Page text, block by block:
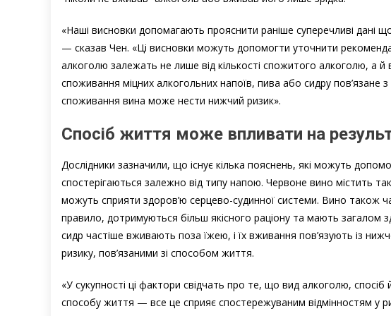
«Наші висновки допомагають прояснити раніше суперечливі дані
— сказав Чен. «Ці висновки можуть допомогти уточнити
алкоголю залежать не лише від кількості спожитого алкоголю, а й
споживання міцних алкогольних напоїв, пива або сидру пов’язане
споживання вина може нести нижчий ризик».
Спосіб життя може впливати на
Дослідники зазначили, що існує кілька пояснень, які можуть
спостерігаються залежно від типу напою. Червоне вино містить
можуть сприяти здоров’ю серцево-судинної системи. Вино також
правило, дотримуються більш якісного раціону та мають загалом
сидр частіше вживають поза їжею, і їх вживання пов’язують із
ризику, пов’язаними зі способом життя.
«У сукупності ці фактори свідчать про те, що вид алкоголю,
способу життя — все це сприяє спостережуваним відмінностям у